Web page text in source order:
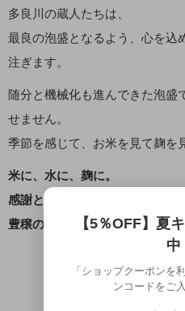
多良川の蔵人たちは、
最良の泡盛となるよう、心を込
注ぎます。
随分と機械化も進んできた泡盛
せません。
季節を感じて、お米を見て麹を
米に、水に、麹に。
感謝と敬意と愛を込め、今日も
豊穣の雫を育んでおります。
【5％OFF】夏
中
「ショップクーポンを
ンコードをご